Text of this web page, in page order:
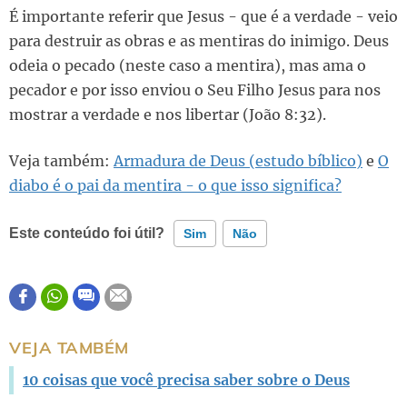
É importante referir que Jesus - que é a verdade - veio
para destruir as obras e as mentiras do inimigo. Deus
odeia o pecado (neste caso a mentira), mas ama o
pecador e por isso enviou o Seu Filho Jesus para nos
mostrar a verdade e nos libertar (João 8:32).
Veja também: Armadura de Deus (estudo bíblico) e O
diabo é o pai da mentira - o que isso significa?
Este conteúdo foi útil? Sim Não
Este conteúdo contém informação incorreta
VEJA TAMBÉM
10 coisas que você precisa saber sobre o Deus